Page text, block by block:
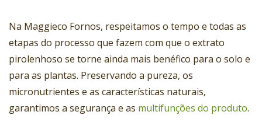
Na Maggieco Fornos, respeitamos o tempo e todas as
etapas do processo que fazem com que o extrato
pirolenhoso se torne ainda mais benéfico para o solo e
para as plantas. Preservando a pureza, os
micronutrientes e as características naturais,
garantimos a segurança e as multifunções do produto.